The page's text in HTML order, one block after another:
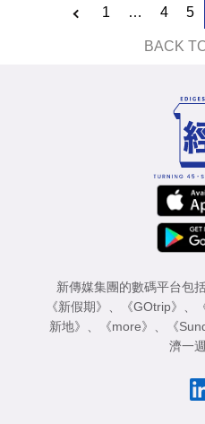
1 … 4 5
BACK
新傳媒集團的數碼平台包
《新假期》 、 《GOtrip》 、
新地》 、 《more》 、 《
濟一週